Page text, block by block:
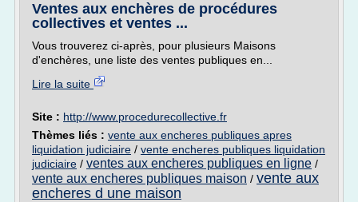
Ventes aux enchères de procédures
collectives et ventes ...
Vous trouverez ci-après, pour plusieurs Maisons
d'enchères, une liste des ventes publiques en...
Lire la suite
Site : http://www.procedurecollective.fr
Thèmes liés : vente aux encheres publiques apres
liquidation judiciaire / vente encheres publiques liquidation
judiciaire / ventes aux encheres publiques en ligne /
vente aux encheres publiques maison / vente aux
encheres d une maison